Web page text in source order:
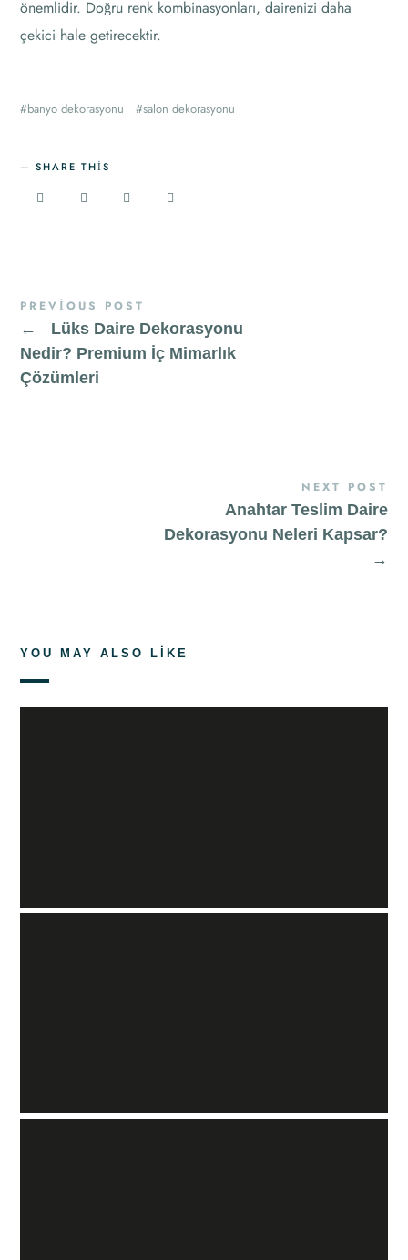
önemlidir. Doğru renk kombinasyonları, dairenizi daha
çekici hale getirecektir.
banyo dekorasyonu salon dekorasyonu
SHARE THIS
PREVIOUS POST
←
Lüks Daire Dekorasyonu
Nedir? Premium İç Mimarlık
Çözümleri
NEXT POST
Anahtar Teslim Daire
Dekorasyonu Neleri Kapsar?
→
YOU MAY ALSO LIKE